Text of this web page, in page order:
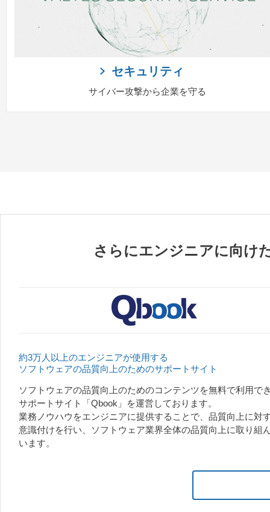
セキュリティ
サイバー攻撃から企業を守る
さらにエンジニアに向け
約3万人以上のエンジニアが使用する
ソフトウェアの品質向上のためのサポートサイト
ソフトウェアの品質向上のためのコンテンツを無料で利用で
サポートサイト「Qbook」を運営しております。
業務ノウハウをエンジニアに提供することで、品質向上に対
意識付けを行い、ソフトウェア業界全体の品質向上に取り組
います。